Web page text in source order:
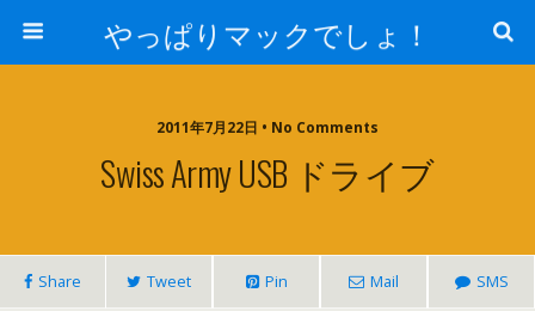
やっぱりマックでしょ！
2011年7月22日 • No Comments
Swiss Army USB ドライブ
Share Tweet Pin Mail SMS